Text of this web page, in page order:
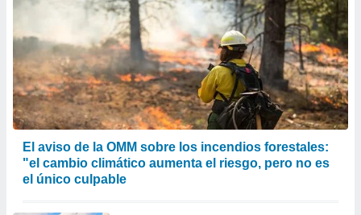
El aviso de la OMM sobre los incendios forestales:
"el cambio climático aumenta el riesgo, pero no es
el único culpable